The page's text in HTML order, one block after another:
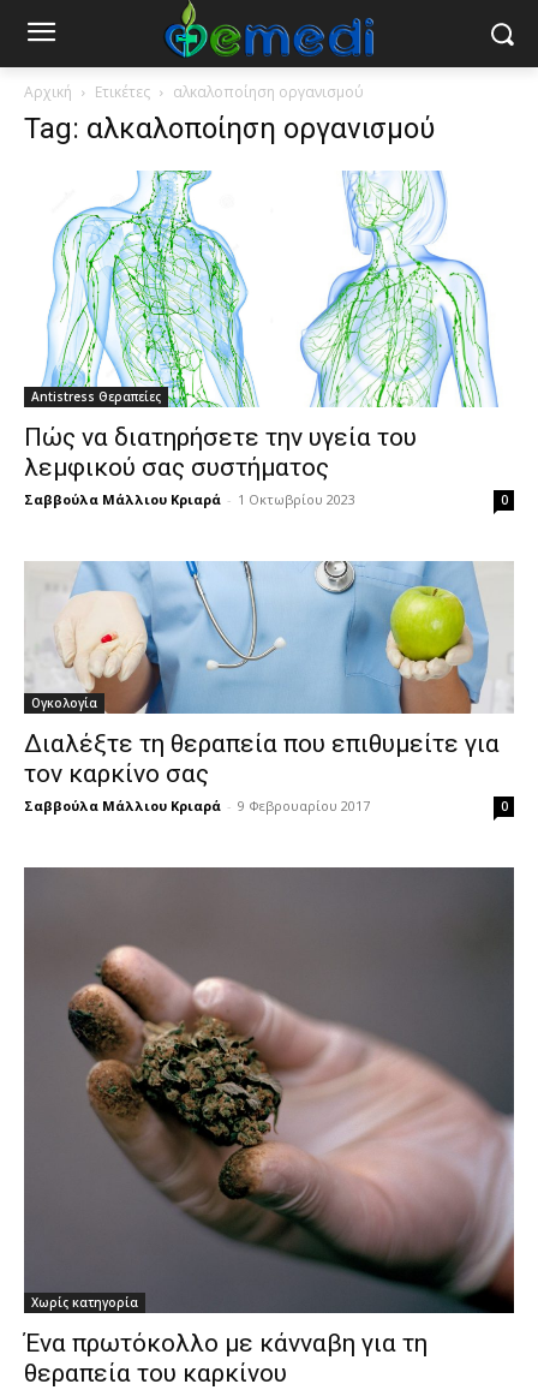
Αρχική Ετικέτες αλκαλοποίηση οργανισμού
Tag: αλκαλοποίηση οργανισμού
Antistress Θεραπείες
Πώς να διατηρήσετε την υγεία του
λεμφικού σας συστήματος
Σαββούλα Μάλλιου Κριαρά - 1 Οκτωβρίου 2023 0
Ογκολογία
Διαλέξτε τη θεραπεία που επιθυμείτε για
τον καρκίνο σας
Σαββούλα Μάλλιου Κριαρά - 9 Φεβρουαρίου 2017 0
Χωρίς κατηγορία
Ένα πρωτόκολλο με κάνναβη για τη
θεραπεία του καρκίνου